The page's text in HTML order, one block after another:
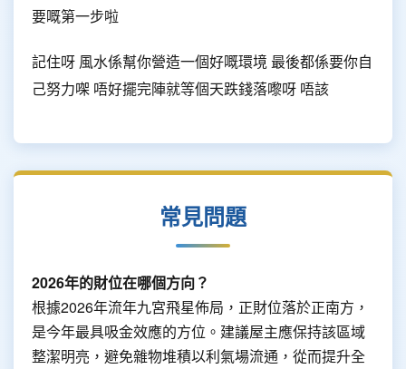
要嘅第一步啦
記住呀 風水係幫你營造一個好嘅環境 最後都係要你自
己努力㗎 唔好擺完陣就等個天跌錢落嚟呀 唔該
常見問題
2026年的財位在哪個方向？
根據2026年流年九宮飛星佈局，正財位落於正南方，
是今年最具吸金效應的方位。建議屋主應保持該區域
整潔明亮，避免雜物堆積以利氣場流通，從而提升全